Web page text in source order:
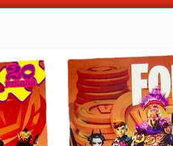
SOMOS DECO & HOGAR